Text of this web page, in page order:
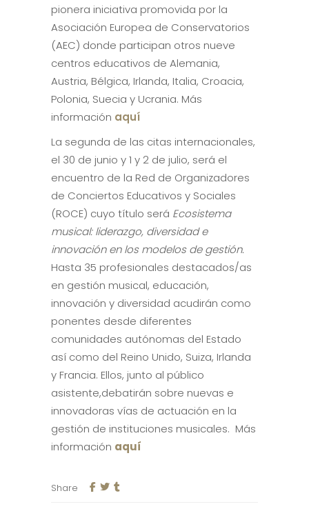
pionera iniciativa promovida por la
Asociación Europea de Conservatorios
(AEC) donde participan otros nueve
centros educativos de Alemania,
Austria, Bélgica, Irlanda, Italia, Croacia,
Polonia, Suecia y Ucrania. Más
información aquí
La segunda de las citas internacionales,
el 30 de junio y 1 y 2 de julio, será el
encuentro de la Red de Organizadores
de Conciertos Educativos y Sociales
(ROCE) cuyo título será Ecosistema
musical: liderazgo, diversidad e
innovación en los modelos de gestión.
Hasta 35 profesionales destacados/as
en gestión musical, educación,
innovación y diversidad acudirán como
ponentes desde diferentes
comunidades autónomas del Estado
así como del Reino Unido, Suiza, Irlanda
y Francia. Ellos, junto al público
asistente,debatirán sobre nuevas e
innovadoras vías de actuación en la
gestión de instituciones musicales. Más
información aquí
Share